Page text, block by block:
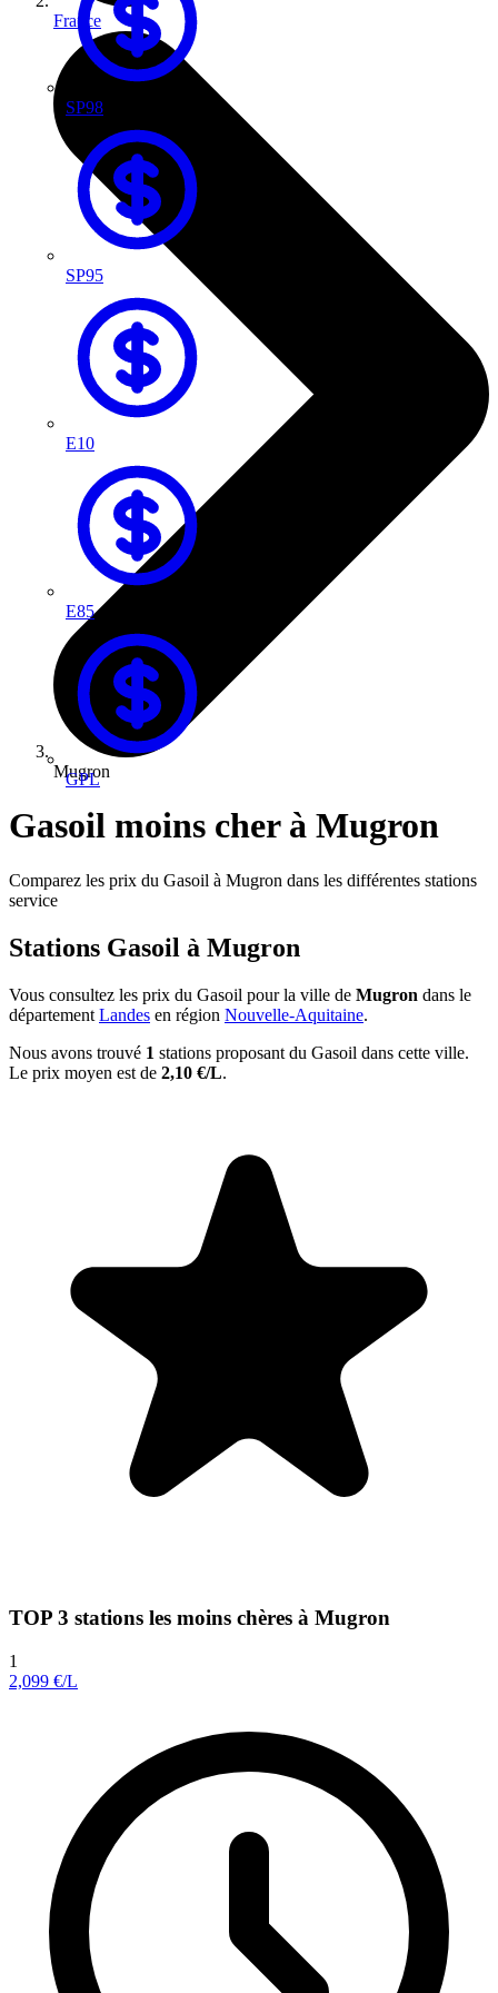
SP98
SP95
E10
E85
GPL
France
Mugron
Gasoil moins cher à Mugron
Comparez les prix du Gasoil à Mugron dans les différentes stations
service
Stations Gasoil à Mugron
Vous consultez les prix du Gasoil pour la ville de Mugron dans le
département Landes en région Nouvelle-Aquitaine.
Nous avons trouvé 1 stations proposant du Gasoil dans cette ville.
Le prix moyen est de 2,10 €/L.
TOP 3 stations les moins chères à Mugron
1
2,099 €/L